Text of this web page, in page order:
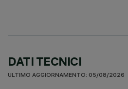
DATI TECNICI
ULTIMO AGGIORNAMENTO: 05/08/2026